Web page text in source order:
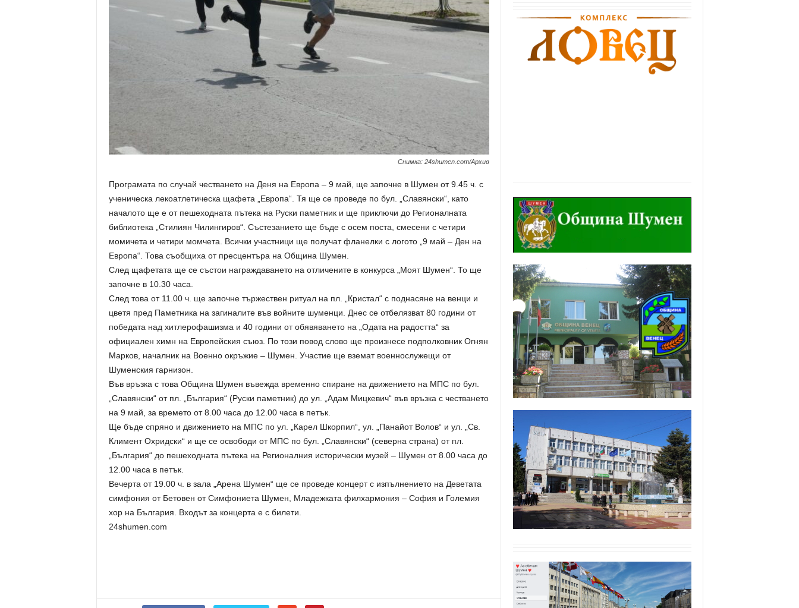
Снимка: 24shumen.com/Архив
Програмата по случай честването на Деня на Европа – 9 май, ще започне в Шумен от 9.45 ч. с
ученическа лекоатлетическа щафета „Европа“. Тя ще се проведе по бул. „Славянски“, като
началото ще е от пешеходната пътека на Руски паметник и ще приключи до Регионалната
библиотека „Стилиян Чилингиров“. Състезанието ще бъде с осем поста, смесени с четири
момичета и четири момчета. Всички участници ще получат фланелки с логото „9 май – Ден на
Европа“. Това съобщиха от пресцентъра на Община Шумен.
След щафетата ще се състои награждаването на отличените в конкурса „Моят Шумен“. То ще
започне в 10.30 часа.
След това от 11.00 ч. ще започне тържествен ритуал на пл. „Кристал“ с поднасяне на венци и
цветя пред Паметника на загиналите във войните шуменци. Днес се отбелязват 80 години от
победата над хитлерофашизма и 40 години от обявяването на „Одата на радостта“ за
официален химн на Европейския съюз. По този повод слово ще произнесе подполковник Огнян
Марков, началник на Военно окръжие – Шумен. Участие ще вземат военнослужещи от
Шуменския гарнизон.
Във връзка с това Община Шумен въвежда временно спиране на движението на МПС по бул.
„Славянски“ от пл. „България“ (Руски паметник) до ул. „Адам Мицкевич“ във връзка с честването
на 9 май, за времето от 8.00 часа до 12.00 часа в петък.
Ще бъде спряно и движението на МПС по ул. „Карел Шкорпил“, ул. „Панайот Волов“ и ул. „Св.
Климент Охридски“ и ще се освободи от МПС по бул. „Славянски“ (северна страна) от пл.
„България“ до пешеходната пътека на Регионалния исторически музей – Шумен от 8.00 часа до
12.00 часа в петък.
Вечерта от 19.00 ч. в зала „Арена Шумен“ ще се проведе концерт с изпълнението на Деветата
симфония от Бетовен от Симфониета Шумен, Младежката филхармония – София и Големия
хор на България. Входът за концерта е с билети.
24shumen.com